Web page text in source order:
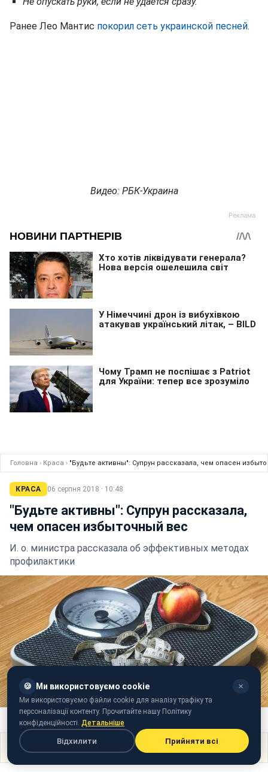
Ранее Лео Мантис покорил сеть украинской песней.
Видео: РБК-Украина
Головна › Краса › "Будьте активны": Супрун рассказала, чем опасен
КРАСА 06 серпня 2018 · 10:48
"Будьте активны": Супрун рассказала,
чем опасен избыточный вес
И. о. министра рассказала об эффективных методах
профилактики
Иллюстративное фото (pixabay)
Поділитися
🍪 Ми використовуємо cookie ✕
Ми використовуємо файли cookie для аналізу трафіку та
персоналізації контенту. Прочитайте нашу Політику
конфіденційності. Детальніше
Відхилити Прийняти всі